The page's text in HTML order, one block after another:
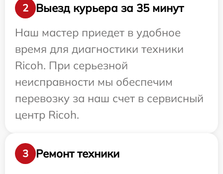
2
Выезд курьера за 35 минут
Наш мастер приедет в удобное
время для диагностики техники
Ricoh. При серьезной
неисправности мы обеспечим
перевозку за наш счет в сервисный
центр Ricoh.
3
Ремонт техники